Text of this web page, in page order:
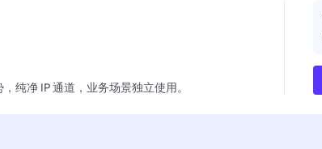
纯净 IP 通道，业务场景独立使用。